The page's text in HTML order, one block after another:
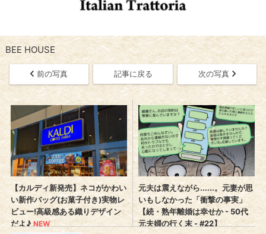
BEE HOUSE
前の写真 記事に戻る 次の写真